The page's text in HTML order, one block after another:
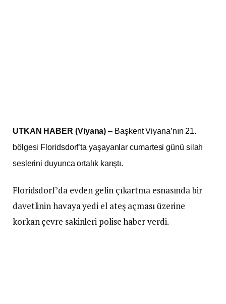
UTKAN HABER (Viyana)– Başkent Viyana’nın 21.
bölgesi Floridsdorf’ta yaşayanlar cumartesi günü silah
seslerini duyunca ortalık karıştı.
Floridsdorf’da evden gelin çıkartma esnasında bir
davetlinin havaya yedi el ateş açması üzerine
korkan çevre sakinleri polise haber verdi.